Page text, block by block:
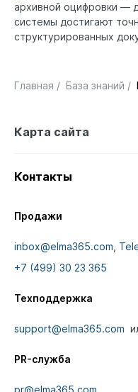
архивной оцифровки —
системы достигают
структурированных
Главная / База знаний /
Карта сайта
Контакты
Продажи
inbox@elma365.com,
+7 (499) 30 23 365
Техподдержка
support@elma365.com
PR-служба